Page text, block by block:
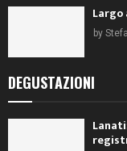
Largo
by
DEGUSTAZIONI